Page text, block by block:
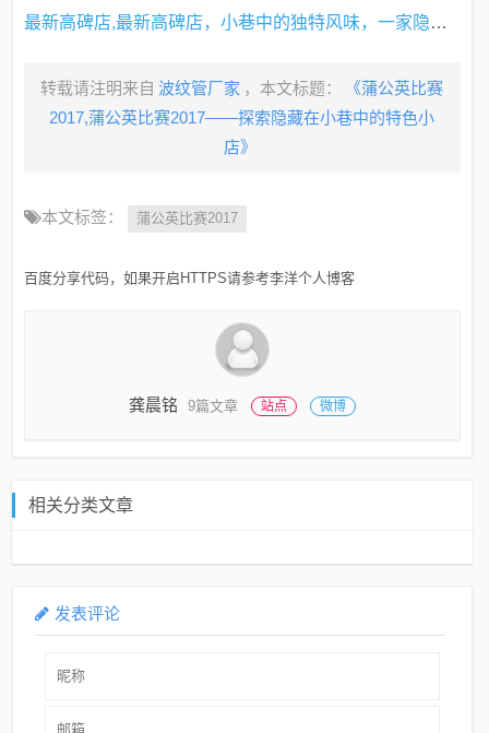
最新高碑店,最新高碑店，小巷中的独特风味，一家隐藏的特色小店等你来探索！
转载请注明来自 波纹管厂家 ，本文标题：
《蒲公英比赛
2017,蒲公英比赛2017——探索隐藏在小巷中的特色小
店》
本文标签： 蒲公英比赛2017
百度分享代码，如果开启HTTPS请参考李洋个人博客
龚晨铭 9篇文章 站点 微博
相关分类文章
发表评论